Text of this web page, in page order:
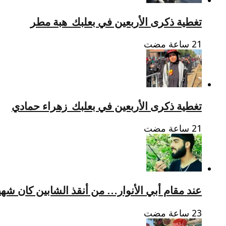
تغطية ذكرى الأربعين في بعلبك_هبة مطر
تغطية ذكرى الأربعين في بعلبك_زهراء حمادي
عند مقام أبي الأنوار… من أنقذ الشابين كان